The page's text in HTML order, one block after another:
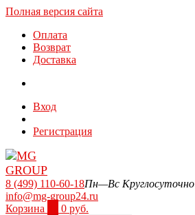
Полная версия сайта
Оплата
Возврат
Доставка
Вход
Регистрация
8 (499) 110-60-18Пн—Вс Круглосуточно
info@mg-group24.ru
Корзина
0 руб.